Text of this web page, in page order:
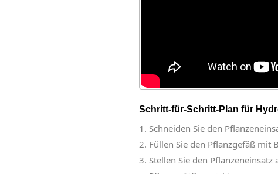
Schritt-für-Schritt-Plan für
Schneiden Sie den
Füllen Sie den Pflanzgefäß mit
Stellen Sie den